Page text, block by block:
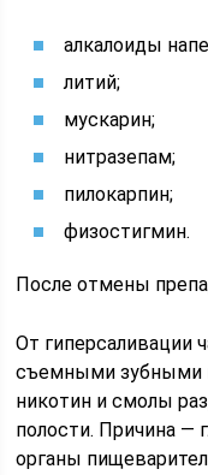
алкалоиды
литий;
мускарин;
нитразепам;
пилокарпин;
физостигмин.
После отмены
От гиперсаливации
съемными зубными
никотин и смолы
полости. Причина —
органы